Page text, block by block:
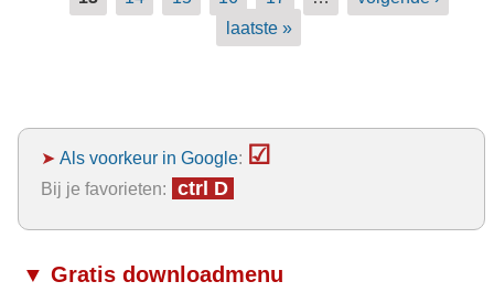
laatste »
➤ Als voorkeur in Google: ☑
Bij je favorieten: ctrl D
▼ Gratis downloadmenu